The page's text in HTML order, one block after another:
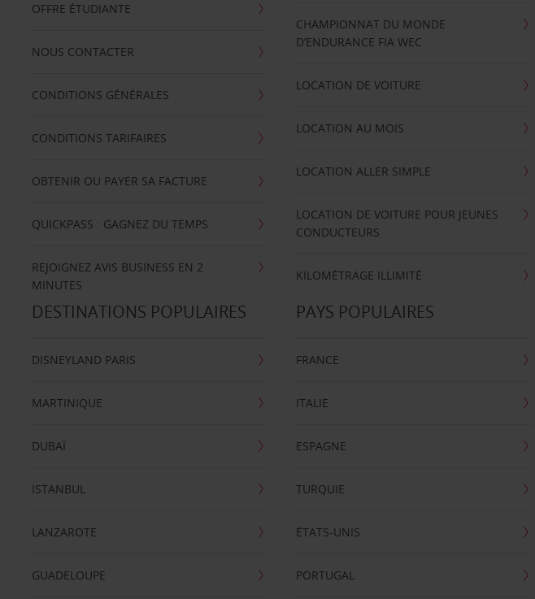
OFFRE ÉTUDIANTE
NOUS CONTACTER
CONDITIONS GÉNÉRALES
CONDITIONS TARIFAIRES
OBTENIR OU PAYER SA FACTURE
QUICKPASS : GAGNEZ DU TEMPS
REJOIGNEZ AVIS BUSINESS EN 2
MINUTES
CHAMPIONNAT DU MONDE
D’ENDURANCE FIA WEC
LOCATION DE VOITURE
LOCATION AU MOIS
LOCATION ALLER SIMPLE
LOCATION DE VOITURE POUR JEUNES
CONDUCTEURS
KILOMÉTRAGE ILLIMITÉ
DESTINATIONS POPULAIRES
DISNEYLAND PARIS
MARTINIQUE
DUBAÏ
ISTANBUL
LANZAROTE
GUADELOUPE
PAYS POPULAIRES
FRANCE
ITALIE
ESPAGNE
TURQUIE
ÉTATS-UNIS
PORTUGAL